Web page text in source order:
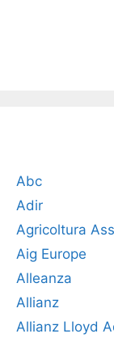
Abc
Adir
Agricoltura
Aig Europe
Alleanza
Allianz
Allianz Lloyd